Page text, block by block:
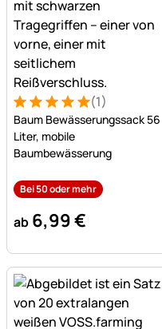
Bewertung: 5 von 5 (1
1 Bewertung (1)
Baum Bewässerungssack 56
Liter, mobile
Baumbewässerung
Bei 50 oder mehr
ab 6,99€